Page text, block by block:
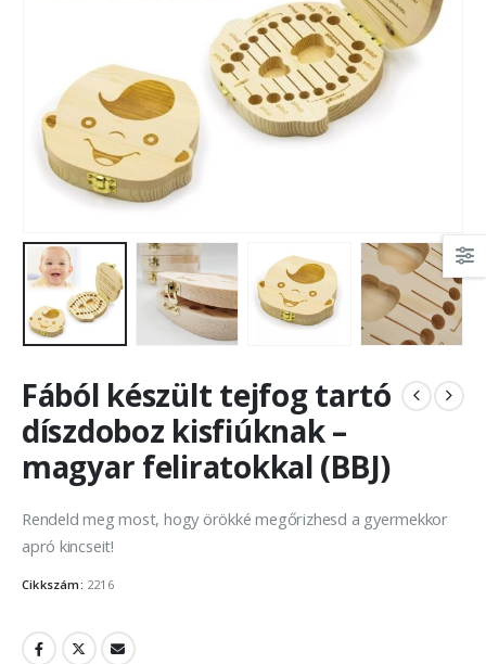
Fából készült tejfog tartó
díszdoboz kisfiúknak –
magyar feliratokkal (BBJ)
Rendeld meg most, hogy örökké megőrizhesd a gyermekkor
apró kincseit!
Cikkszám: 2216